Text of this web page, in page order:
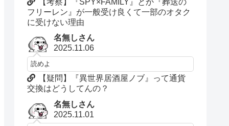
【考察】『SPY×FAMILY』とか『葬送の
フリーレン』が一般受け良くて一部のオタク
に受けない理由
名無しさん
2025.11.06
読めよ
【疑問】『異世界居酒屋ノブ』って通貨
交換はどうしてんの？
名無しさん
2025.11.01